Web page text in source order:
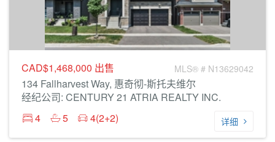
CAD$1,468,000 出售 MLS® # N13629042
134 Fallharvest Way, 惠奇彻-斯托夫维尔
经纪公司: CENTURY 21 ATRIA REALTY INC.
4
5 4(2+2) 详细